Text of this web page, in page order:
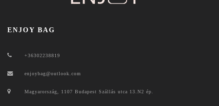
ENJOY BAG
+36302238819
enjoybag@outlook.com
Magyarország, 1107 Budapest Szállás utca 13.N2 ép.